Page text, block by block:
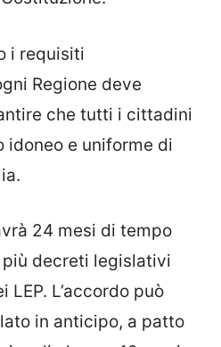
i requisiti
Regione deve
che tutti i cittadini
idoneo e uniforme di
24 mesi di tempo
più decreti legislativi
LEP. L’accordo può
in anticipo, a patto